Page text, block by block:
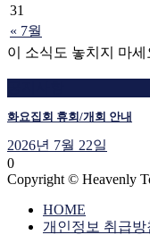
« 7월
31
이 소식도 놓치지 마세
화요집회 휴회/개회 안내
2026년 7월 22일
0
Copyright © Heavenly
HOME
개인정보 취급방